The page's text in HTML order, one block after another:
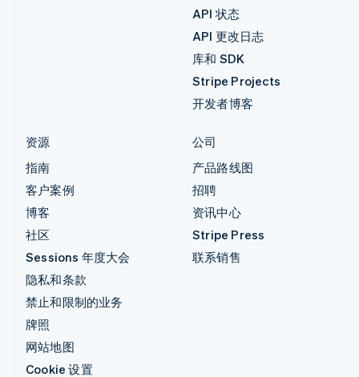
API 状态
API 更改日志
库和 SDK
Stripe Projects
开发者博客
资源
指南
客户案例
博客
社区
Sessions 年度大会
隐私和条款
禁止和限制的业务
牌照
网站地图
Cookie 设置
公司
产品路线图
招聘
资讯中心
Stripe Press
联系销售